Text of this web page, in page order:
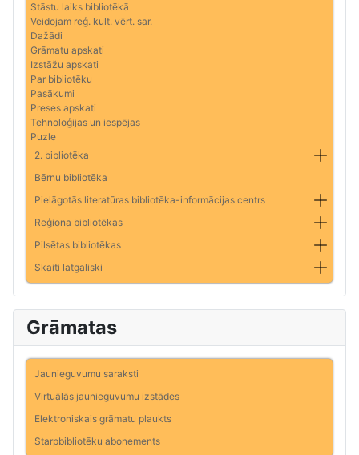
Stāstu laiks bibliotēkā
Veidojam reģ. kult. vērt. sar.
Dažādi
Grāmatu apskati
Izstāžu apskati
Par bibliotēku
Pasākumi
Preses apskati
Tehnoloģijas un iespējas
Puzle
2. bibliotēka
Bērnu bibliotēka
Pielāgotās literatūras bibliotēka-informācijas centrs
Reģiona bibliotēkas
Pilsētas bibliotēkas
Skaiti latgaliski
Grāmatas
Jaunieguvumu saraksti
Virtuālās jaunieguvumu izstādes
Elektroniskais grāmatu plaukts
Starpbibliotēku abonements